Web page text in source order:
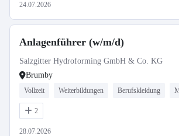
24.07.2026
Anlagenführer (w/m/d)
Salzgitter Hydroforming GmbH & Co. KG
Brumby
Vollzeit Weiterbildungen Berufskleidung
2
28.07.2026